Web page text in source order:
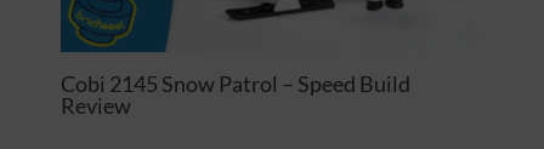
Cobi 2145 Snow Patrol – Speed Build
Review